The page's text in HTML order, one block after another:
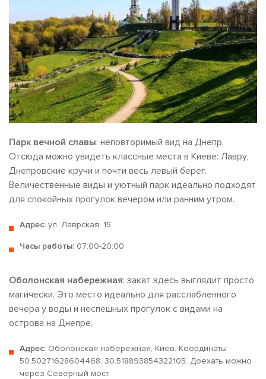
Парк вечной славы: неповторимый вид на Днепр.
Отсюда можно увидеть классные места в Киеве: Лавру,
Днепровские кручи и почти весь левый берег.
Величественные виды и уютный парк идеально подходят
для спокойных прогулок вечером или ранним утром.
Адрес: ул. Лаврская, 15.
Часы работы: 07:00-20:00
Оболонская набережная: закат здесь выглядит просто
магически. Это место идеально для расслабленного
вечера у воды и неспешных прогулок с видами на
острова на Днепре.
Адрес: Оболонская набережная, Киев. Координаты
50.50271628604468, 30.518893854322105. Доехать можно
через Северный мост.